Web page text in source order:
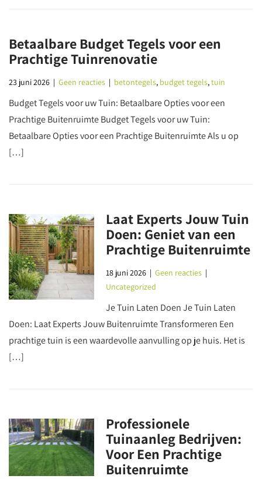
Betaalbare Budget Tegels voor een
Prachtige Tuinrenovatie
23 juni 2026 | Geen reacties | betontegels, budget tegels,tuin
Budget Tegels voor uw Tuin: Betaalbare Opties voor een
Prachtige Buitenruimte Budget Tegels voor uw Tuin:
Betaalbare Opties voor een Prachtige Buitenruimte Als u op
[…]
Laat Experts Jouw Tuin
Doen: Geniet van een
Prachtige Buitenruimte
18 juni 2026 |Geen reacties |
Uncategorized
Je Tuin Laten Doen Je Tuin Laten
Doen: Laat Experts Jouw Buitenruimte Transformeren Een
prachtige tuin is een waardevolle aanvulling op je huis. Het is
[…]
Professionele
Tuinaanleg Bedrijven:
Voor Een Prachtige
Buitenruimte